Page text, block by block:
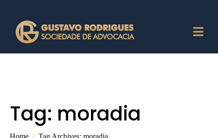
Tag: moradia
Home Tag Archives: moradia